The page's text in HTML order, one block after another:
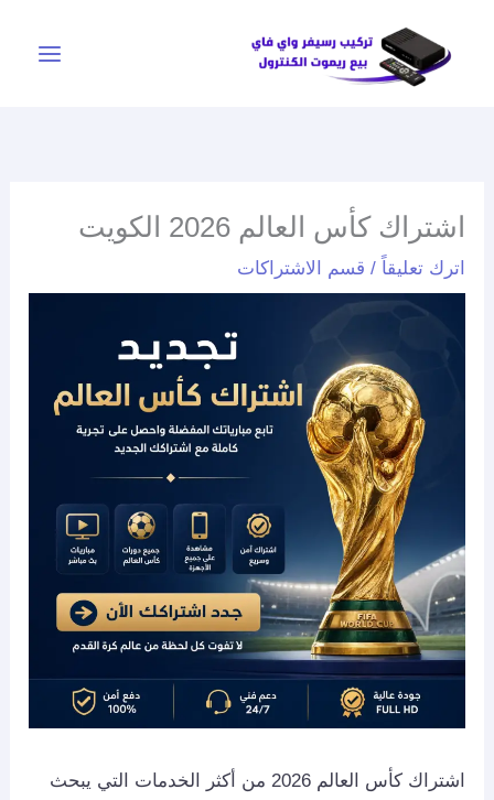
المحتوى
اشتراك كأس العالم 2026 الكويت
اترك تعليقاً / قسم الاشتراكات
اشتراك كأس العالم 2026 من أكثر الخدمات التي يبحث